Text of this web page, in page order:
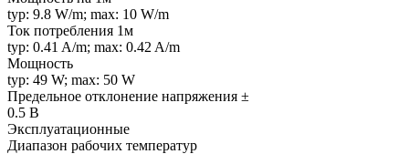
typ: 9.8 W/m; max: 10 W/m
Ток потребления 1м
typ: 0.41 A/m; max: 0.42 A/m
Мощность
typ: 49 W; max: 50 W
Предельное отклонение напряжения ±
0.5 В
Эксплуатационные
Диапазон рабочих температур